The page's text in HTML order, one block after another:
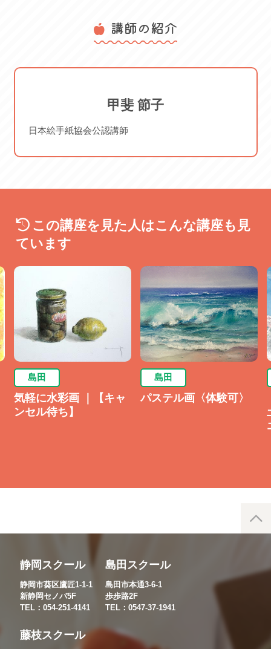
※要予約、道具貸出可
体験日(要予約) 2026/04/28 火
2026/07/28 火 2026/08/25 火
2026/09/29 火
講師の紹介
甲斐 節子
日本絵手紙協会公認講師
この講座を見た人はこんな講座も見
ています
島田
気軽に水彩画 ｜【キャ
ンセル待ち】
島田
パステル画〈体験可〉
静岡スクール
静岡市葵区鷹匠1-1-1
新静岡セノバ5F
TEL：054-251-4141
島田スクール
島田市本通3-6-1
歩歩路2F
TEL：0547-37-1941
藤枝スクール